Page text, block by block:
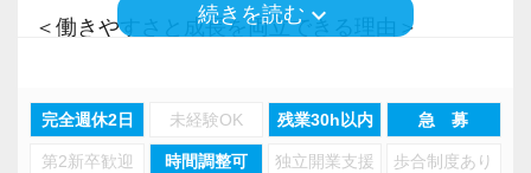
＜働きやすさと成長を両立できる理由＞
・顧客対応や提案業務に集中可能
・資産税や相続など専門性の高い案件あり
続きを読むkeyboard_arrow_down
完全週休2日 未経験OK 残業30h以内 急 募
第2新卒歓迎 時間調整可 独立開業支援 歩合制度あり